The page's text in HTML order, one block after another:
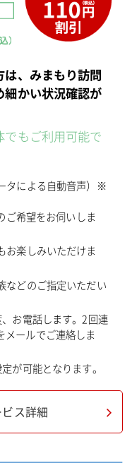
、みまもり訪問
かい状況確認が
もご利用可能で
タによる自動音声）※
希望をお伺いしま
お楽しみいただけま
などのご指定いただい
お電話します。2回連
メールでご連絡しま
が可能となります。
ス詳細